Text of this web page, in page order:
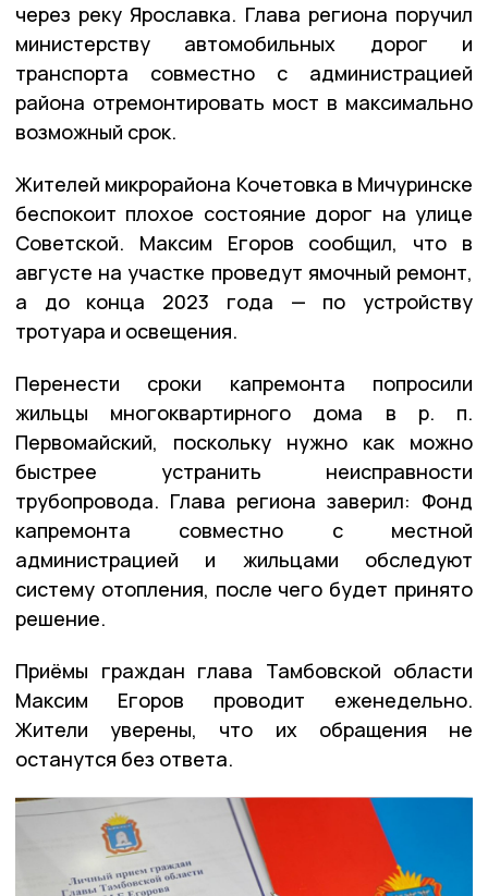
через реку Ярославка. Глава региона поручил
министерству автомобильных дорог и
транспорта совместно с администрацией
района отремонтировать мост в максимально
возможный срок.
Жителей микрорайона Кочетовка в Мичуринске
беспокоит плохое состояние дорог на улице
Советской. Максим Егоров сообщил, что в
августе на участке проведут ямочный ремонт,
а до конца 2023 года — по устройству
тротуара и освещения.
Перенести сроки капремонта попросили
жильцы многоквартирного дома в р. п.
Первомайский, поскольку нужно как можно
быстрее устранить неисправности
трубопровода. Глава региона заверил: Фонд
капремонта совместно с местной
администрацией и жильцами обследуют
систему отопления, после чего будет принято
решение.
Приёмы граждан глава Тамбовской области
Максим Егоров проводит еженедельно.
Жители уверены, что их обращения не
останутся без ответа.